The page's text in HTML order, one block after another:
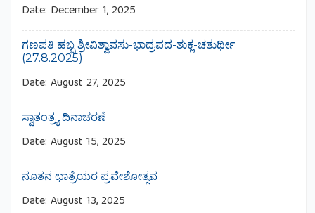
Date: December 1, 2025
ಗಣಪತಿ ಹಬ್ಬ ಶ್ರೀವಿಶ್ವಾವಸು-ಭಾದ್ರಪದ-ಶುಕ್ಲ-ಚತುರ್ಥೀ
(27.8.2025)
Date: August 27, 2025
ಸ್ವಾತಂತ್ರ್ಯ ದಿನಾಚರಣೆ
Date: August 15, 2025
ನೂತನ ಛಾತ್ರೆಯರ ಪ್ರವೇಶೋತ್ಸವ
Date: August 13, 2025